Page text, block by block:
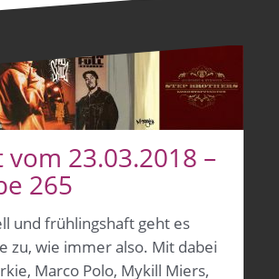
vom 23.03.2018 –
265
und frühlingshaft geht es
zu, wie immer also. Mit dabei
Marco Polo, Mykill Miers,